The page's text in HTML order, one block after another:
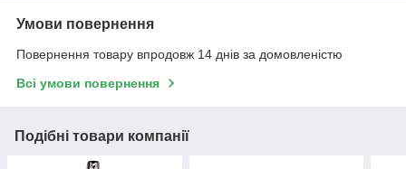
Умови повернення
Повернення товару впродовж 14 днів за домовленістю
Всі умови повернення
Подібні товари компанії